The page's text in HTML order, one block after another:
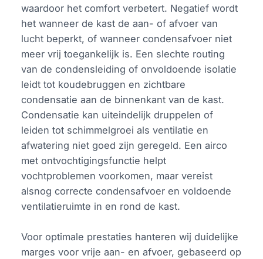
waardoor het comfort verbetert. Negatief wordt
het wanneer de kast de aan- of afvoer van
lucht beperkt, of wanneer condensafvoer niet
meer vrij toegankelijk is. Een slechte routing
van de condensleiding of onvoldoende isolatie
leidt tot koudebruggen en zichtbare
condensatie aan de binnenkant van de kast.
Condensatie kan uiteindelijk druppelen of
leiden tot schimmelgroei als ventilatie en
afwatering niet goed zijn geregeld. Een airco
met ontvochtigingsfunctie helpt
vochtproblemen voorkomen, maar vereist
alsnog correcte condensafvoer en voldoende
ventilatieruimte in en rond de kast.
Voor optimale prestaties hanteren wij duidelijke
marges voor vrije aan- en afvoer, gebaseerd op